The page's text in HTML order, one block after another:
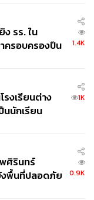
ตลอด 24 ชั่วโมง
ช้งานมากขนาด
พลิเคชัน และ
รร. ใน
ครอบครองปืน
1.4K
รงเรียนต่าง
นนักเรียน
1K
พศิรินทร์
พื้นที่ปลอดภัย
0.9K